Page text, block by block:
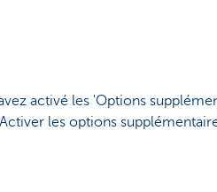
activé les 'Options
les options